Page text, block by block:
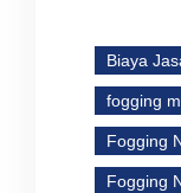
Biaya
fogging
Fogging
Fogging